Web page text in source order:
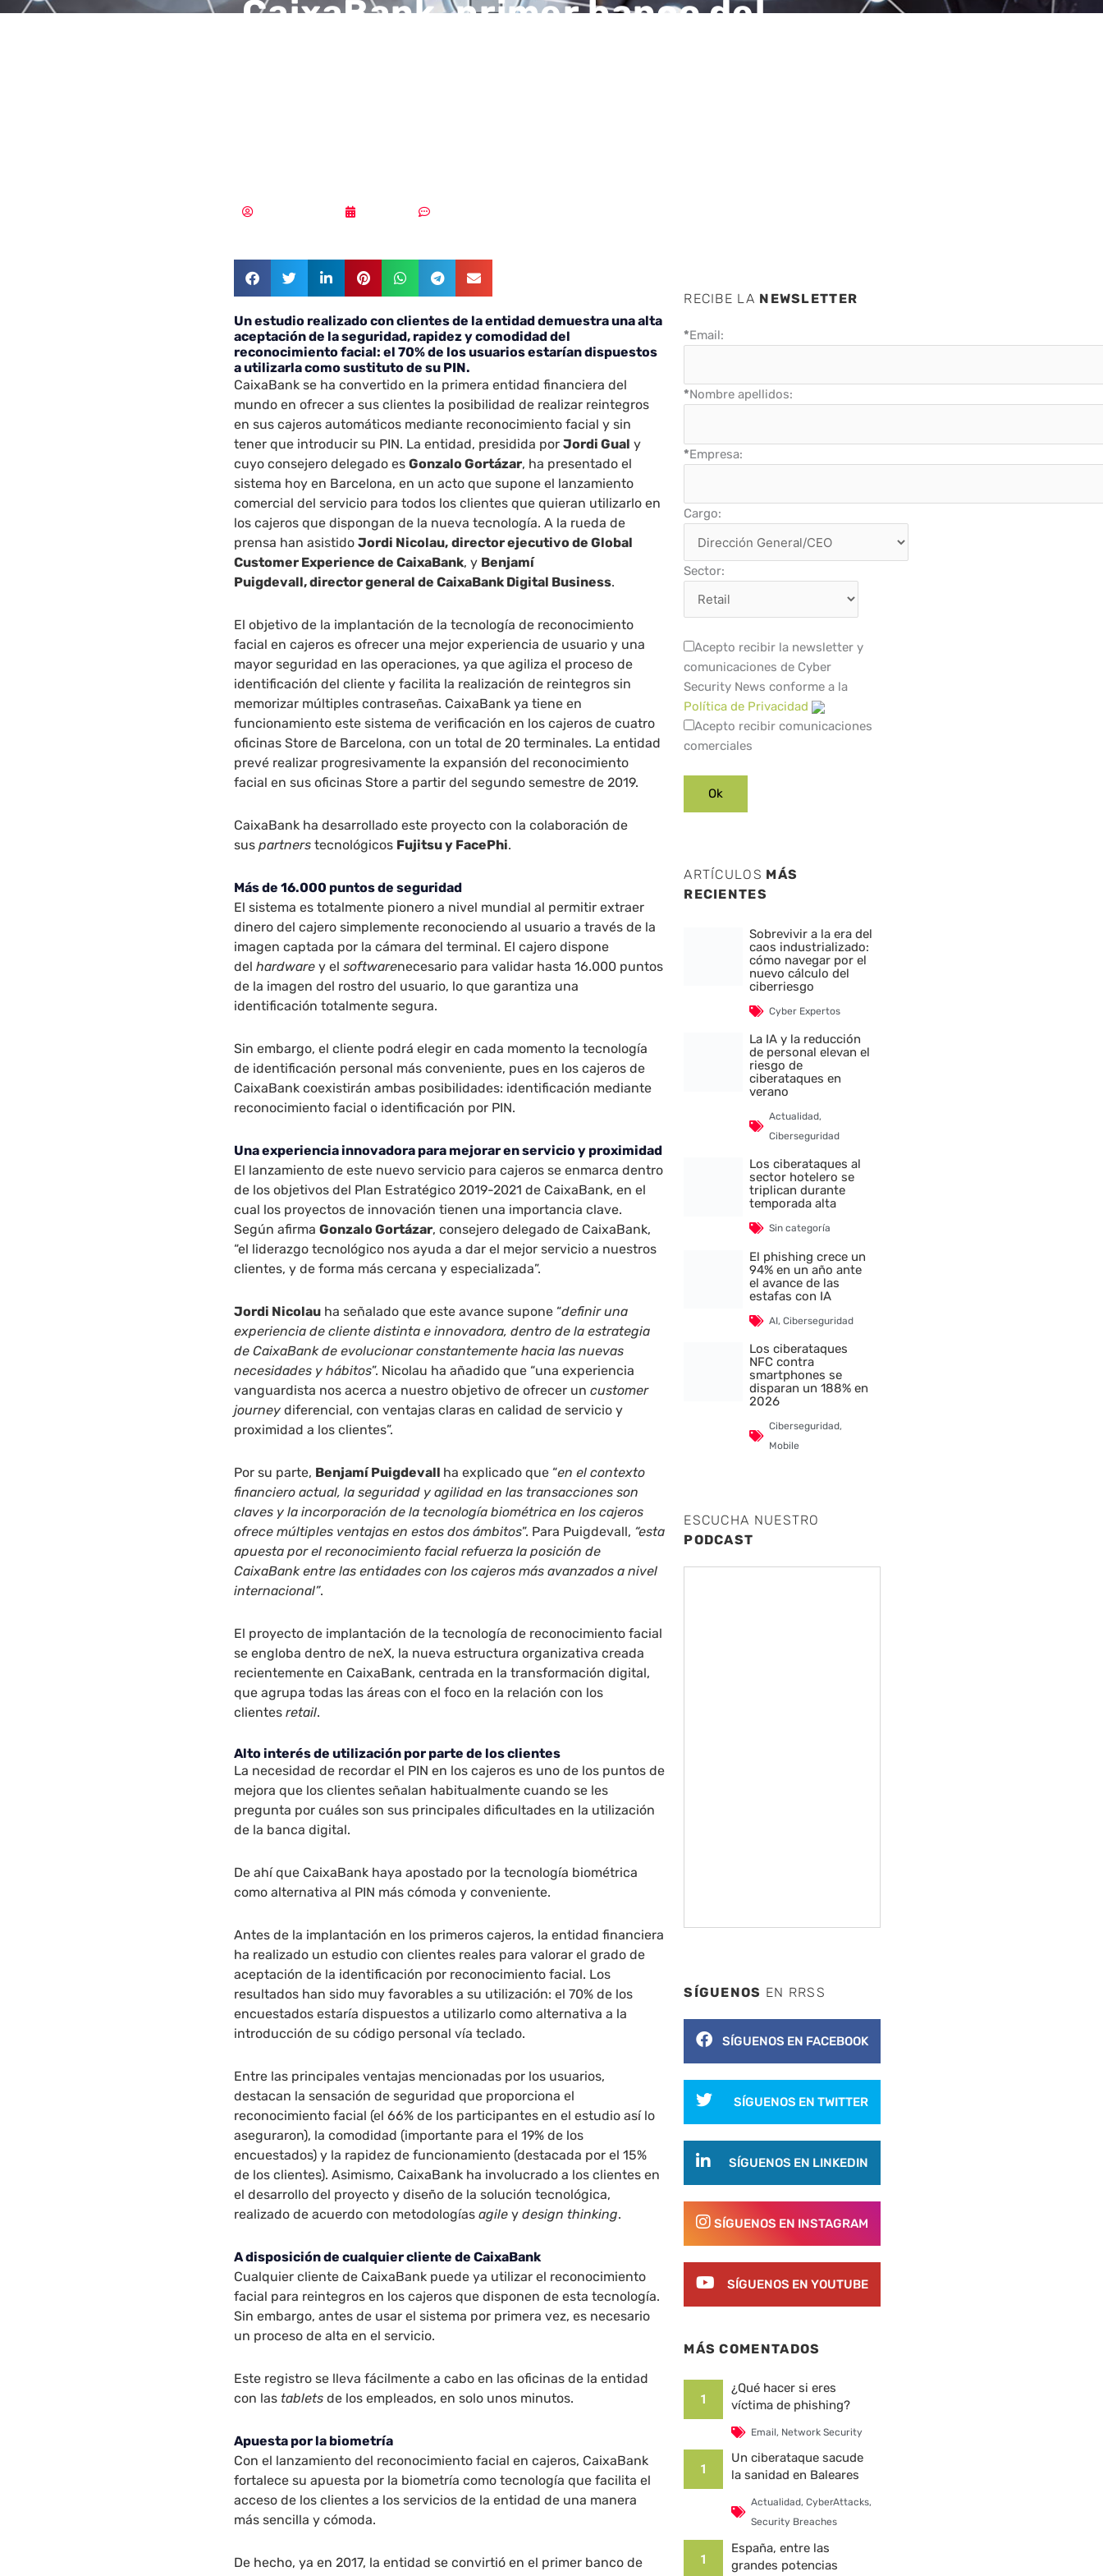
CaixaBank, primer banco del
Un estudio realizado con clientes de la entidad demuestra una alta
aceptación de la seguridad, rapidez y comodidad del
reconocimiento facial: el 70% de los usuarios estarían dispuestos
a utilizarla como sustituto de su PIN.
CaixaBank se ha convertido en la primera entidad financiera del
mundo en ofrecer a sus clientes la posibilidad de realizar reintegros
en sus cajeros automáticos mediante reconocimiento facial y sin
tener que introducir su PIN. La entidad, presidida porJordi Gual y
cuyo consejero delegado esGonzalo Gortázar, ha presentado el
sistema hoy en Barcelona, en un acto que supone el lanzamiento
comercial del servicio para todos los clientes que quieran utilizarlo en
los cajeros que dispongan de la nueva tecnología. A la rueda de
prensa han asistidoJordi Nicolau, director ejecutivo de Global
Customer Experience de CaixaBank, y Benjamí
Puigdevall, director general de CaixaBank Digital Business.
El objetivo de la implantación de la tecnología de reconocimiento
facial en cajeros es ofrecer una mejor experiencia de usuario y una
mayor seguridad en las operaciones, ya que agiliza el proceso de
identificación del cliente y facilita la realización de reintegros sin
memorizar múltiples contraseñas. CaixaBank ya tiene en
funcionamiento este sistema de verificación en los cajeros de cuatro
oficinas Store de Barcelona, con un total de 20 terminales. La entidad
prevé realizar progresivamente la expansión del reconocimiento
facial en sus oficinas Store a partir del segundo semestre de 2019.
CaixaBank ha desarrollado este proyecto con la colaboración de
suspartners tecnológicos Fujitsu y FacePhi.
Más de 16.000 puntos de seguridad
El sistema es totalmente pionero a nivel mundial al permitir extraer
dinero del cajero simplemente reconociendo al usuario a través de la
imagen captada por la cámara del terminal. El cajero dispone
delhardware y elsoftwarenecesario para validar hasta 16.000 puntos
de la imagen del rostro del usuario, lo que garantiza una
identificación totalmente segura.
Sin embargo, el cliente podrá elegir en cada momento la tecnología
de identificación personal más conveniente, pues en los cajeros de
CaixaBank coexistirán ambas posibilidades: identificación mediante
reconocimiento facial o identificación por PIN.
Una experiencia innovadora para mejorar en servicio y proximidad
El lanzamiento de este nuevo servicio para cajeros se enmarca dentro
de los objetivos del Plan Estratégico 2019-2021 de CaixaBank, en el
cual los proyectos de innovación tienen una importancia clave.
Según afirmaGonzalo Gortázar, consejero delegado de CaixaBank,
“el liderazgo tecnológico nos ayuda a dar el mejor servicio a nuestros
clientes, y de forma más cercana y especializada”.
Jordi Nicolau ha señalado que este avance supone “definir una
experiencia de cliente distinta e innovadora, dentro de la estrategia
de CaixaBank de evolucionar constantemente hacia las nuevas
necesidades y hábitos”. Nicolau ha añadido que “una experiencia
vanguardista nos acerca a nuestro objetivo de ofrecer uncustomer
journey diferencial, con ventajas claras en calidad de servicio y
proximidad a los clientes”.
Por su parte, Benjamí Puigdevall ha explicado que “en el contexto
financiero actual, la seguridad y agilidad en las transacciones son
claves y la incorporación de la tecnología biométrica en los cajeros
ofrece múltiples ventajas en estos dos ámbitos”. Para Puigdevall, “esta
apuesta por el reconocimiento facial refuerza la posición de
CaixaBank entre las entidades con los cajeros más avanzados a nivel
internacional”.
El proyecto de implantación de la tecnología de reconocimiento facial
se engloba dentro de neX, la nueva estructura organizativa creada
recientemente en CaixaBank, centrada en la transformación digital,
que agrupa todas las áreas con el foco en la relación con los
clientesretail.
Alto interés de utilización por parte de los clientes
La necesidad de recordar el PIN en los cajeros es uno de los puntos de
mejora que los clientes señalan habitualmente cuando se les
pregunta por cuáles son sus principales dificultades en la utilización
de la banca digital.
De ahí que CaixaBank haya apostado por la tecnología biométrica
como alternativa al PIN más cómoda y conveniente.
Antes de la implantación en los primeros cajeros, la entidad financiera
ha realizado un estudio con clientes reales para valorar el grado de
aceptación de la identificación por reconocimiento facial. Los
resultados han sido muy favorables a su utilización: el 70% de los
encuestados estaría dispuestos a utilizarlo como alternativa a la
introducción de su código personal vía teclado.
Entre las principales ventajas mencionadas por los usuarios,
destacan la sensación de seguridad que proporciona el
reconocimiento facial (el 66% de los participantes en el estudio así lo
aseguraron), la comodidad (importante para el 19% de los
encuestados) y la rapidez de funcionamiento (destacada por el 15%
de los clientes). Asimismo, CaixaBank ha involucrado a los clientes en
el desarrollo del proyecto y diseño de la solución tecnológica,
realizado de acuerdo con metodologíasagile ydesign thinking.
A disposición de cualquier cliente de CaixaBank
Cualquier cliente de CaixaBank puede ya utilizar el reconocimiento
facial para reintegros en los cajeros que disponen de esta tecnología.
Sin embargo, antes de usar el sistema por primera vez, es necesario
un proceso de alta en el servicio.
Este registro se lleva fácilmente a cabo en las oficinas de la entidad
con lastablets de los empleados, en solo unos minutos.
Apuesta por la biometría
Con el lanzamiento del reconocimiento facial en cajeros, CaixaBank
fortalece su apuesta por la biometría como tecnología que facilita el
acceso de los clientes a los servicios de la entidad de una manera
más sencilla y cómoda.
De hecho, ya en 2017, la entidad se convirtió en el primer banco de
RECIBE LA NEWSLETTER
*Email:
*Nombre apellidos:
*Empresa:
Cargo:
Sector:
Acepto recibir la newsletter y
comunicaciones de Cyber
Security News conforme a la
Política de Privacidad
Acepto recibir comunicaciones
comerciales
ARTÍCULOS MÁS
RECIENTES
Sobrevivir a la era del
caos industrializado:
cómo navegar por el
nuevo cálculo del
ciberriesgo
Cyber Expertos
La IA y la reducción
de personal elevan el
riesgo de
ciberataques en
verano
Actualidad,
Ciberseguridad
Los ciberataques al
sector hotelero se
triplican durante
temporada alta
Sin categoría
El phishing crece un
94% en un año ante
el avance de las
estafas con IA
AI,Ciberseguridad
Los ciberataques
NFC contra
smartphones se
disparan un 188% en
2026
Ciberseguridad,
Mobile
ESCUCHA NUESTRO
PODCAST
SÍGUENOS EN RRSS
SÍGUENOS EN FACEBOOK
SÍGUENOS EN TWITTER
SÍGUENOS EN LINKEDIN
SÍGUENOS EN INSTAGRAM
SÍGUENOS EN YOUTUBE
MÁS COMENTADOS
1
¿Qué hacer si eres
víctima de phishing?
Email, Network Security
1
Un ciberataque sacude
la sanidad en Baleares
Actualidad, CyberAttacks,
Security Breaches
1
España, entre las
grandes potencias